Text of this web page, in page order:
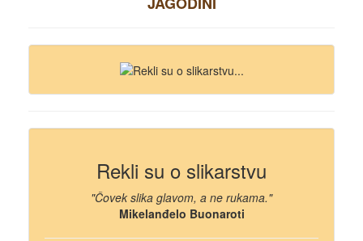
Rekli su o slikarstvu
"Čovek slika glavom, a ne rukama."
Mikelanđelo Buonaroti